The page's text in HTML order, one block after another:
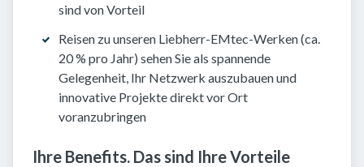
sind von Vorteil
Reisen zu unseren Liebherr-EMtec-Werken (ca.
20 % pro Jahr) sehen Sie als spannende
Gelegenheit, Ihr Netzwerk auszubauen und
innovative Projekte direkt vor Ort
voranzubringen
Ihre Benefits. Das sind Ihre Vorteile